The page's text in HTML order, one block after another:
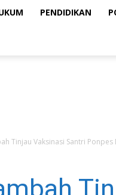
PENDIDIKAN
Tinjau Vaksinasi Santri